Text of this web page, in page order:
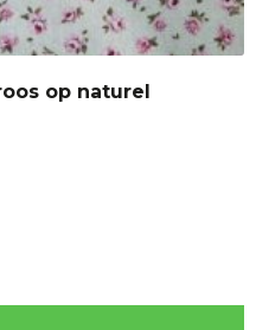
op naturel